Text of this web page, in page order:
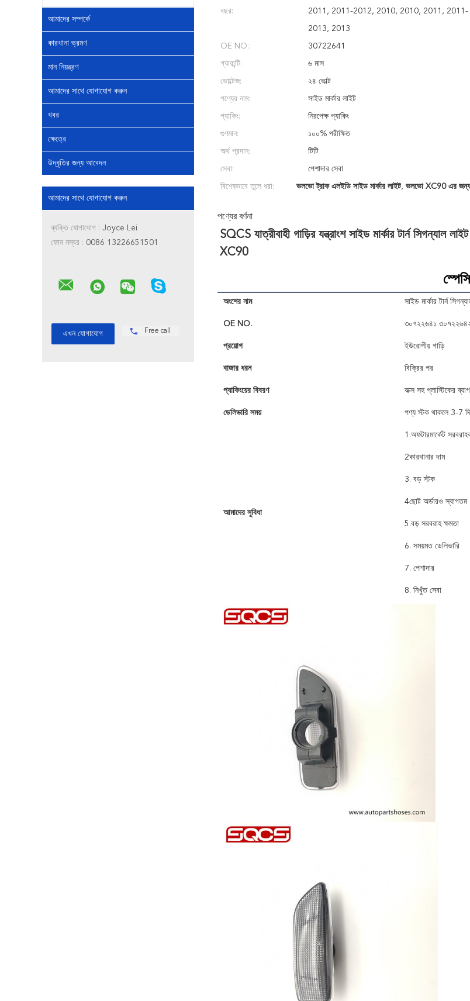
আমাদের সম্পর্কে
কারখানা ভ্রমণ
মান নিয়ন্ত্রণ
আমাদের সাথে যোগাযোগ করুন
খবর
ক্ষেত্রে
উদ্ধৃতির জন্য আবেদন
আমাদের সাথে যোগাযোগ করুন
ব্যক্তি যোগাযোগ : Joyce Lei
ফোন নম্বর : 0086 13226651501
Free call
বছর: 2011, 2011-2012, 2010, 2010, 2011, 2011-
2013, 2013
OE NO.: 30722641
গ্যারান্টি: ৬ মাস
ভোল্টেজ: ২৪ ভোল্ট
পণ্যের নাম: সাইড মার্কার লাইট
প্যাকিং: নিরপেক্ষ প্যাকিং
গুণমান: ১০০% পরীক্ষিত
অর্থ প্রদান: টিটি
সেবা: পেশাদার সেবা
বিশেষভাবে তুলে ধরা: ভলভো ট্রাক এলইডি সাইড মার্কার লাইট, ভলভো XC90 এর জন্য
পণ্যের বর্ণনা
SQCS যাত্রীবাহী গাড়ির যন্ত্রাংশ সাইড মার্কার টার্ন
XC90
অংশের নাম সাইড মার্কার টার্ন
OE NO. ৩০৭২২৬৪১
প্রয়োগ ইউরোপীয় গাড়ি
বাজার ধরন বিক্রির পর
প্যাকিংয়ের বিবরণ বাক্স সহ প্লাস্টিকের ব্যাগ
ডেলিভারি সময় পণ্য স্টক থাকলে 3-7
আমাদের সুবিধা
1.অফটারমার্কেট
2কারখানার দাম
3. বড় স্টক
4ছোট অর্ডারও
5.বড় সরবরাহ ক্ষমতা
6. সময়মত ডেলিভারি
7. পেশাদার
8. নিখুঁত সেবা